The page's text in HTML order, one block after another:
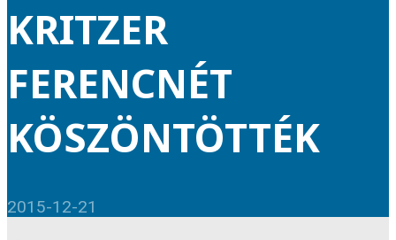
KRITZER
FERENCNÉT
KÖSZÖNTÖTTÉK
2015-12-21